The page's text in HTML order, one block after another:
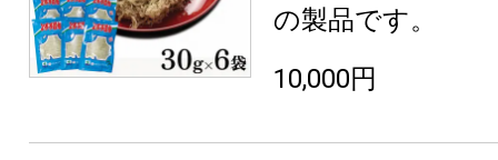
の製品です。
10,000円